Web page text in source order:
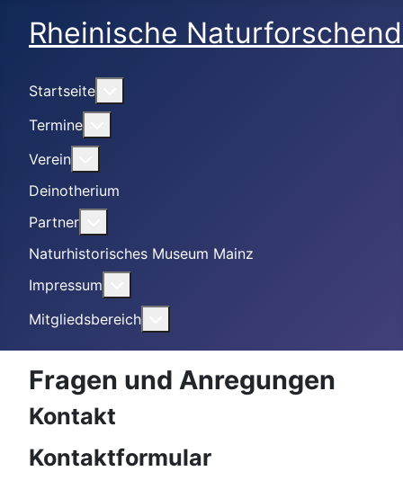
Rheinische
Startseite
Termine
Verein
Deinotherium
Partner
Naturhistorisches Museum Mainz
Impressum
Mitgliedsbereich
Fragen und Anregungen
Kontakt
Kontaktformular